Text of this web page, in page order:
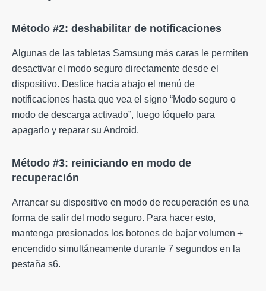
Método #2: deshabilitar de notificaciones
Algunas de las tabletas Samsung más caras le permiten
desactivar el modo seguro directamente desde el
dispositivo. Deslice hacia abajo el menú de
notificaciones hasta que vea el signo “Modo seguro o
modo de descarga activado”, luego tóquelo para
apagarlo y reparar su Android.
Método #3: reiniciando en modo de
recuperación
Arrancar su dispositivo en modo de recuperación es una
forma de salir del modo seguro. Para hacer esto,
mantenga presionados los botones de bajar volumen +
encendido simultáneamente durante 7 segundos en la
pestaña s6.